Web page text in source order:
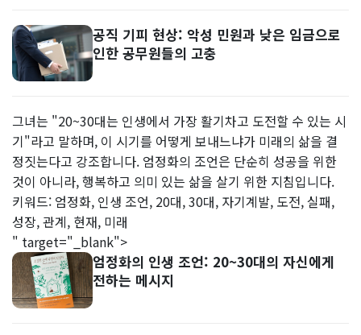
공직 기피 현상: 악성 민원과 낮은 임금으로
인한 공무원들의 고충
그녀는 "20~30대는 인생에서 가장 활기차고 도전할 수 있는 시
기"라고 말하며, 이 시기를 어떻게 보내느냐가 미래의 삶을 결
정짓는다고 강조합니다. 엄정화의 조언은 단순히 성공을 위한
것이 아니라, 행복하고 의미 있는 삶을 살기 위한 지침입니다.
키워드: 엄정화, 인생 조언, 20대, 30대, 자기계발, 도전, 실패,
성장, 관계, 현재, 미래
" target="_blank">
엄정화의 인생 조언: 20~30대의 자신에게
전하는 메시지